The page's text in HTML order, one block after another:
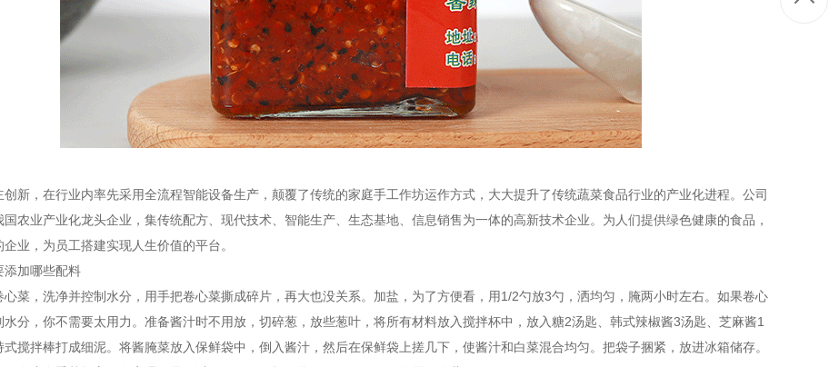
创新，在行业内率先采用全流程智能设备生产，颠覆了传统的家庭手工作坊运作方式，大大提升了传统蔬菜食品行业的产业化进程。公司
国农业产业化龙头企业，集传统配方、现代技术、智能生产、生态基地、信息销售为一体的高新技术企业。为人们提供绿色健康的食品，
业，为员工搭建实现人生价值的平台。
添加哪些配料
心菜，洗净并控制水分，用手把卷心菜撕成碎片，再大也没关系。加盐，为了方便看，用1/2勺放3勺，洒均匀，腌两小时左右。如果卷心
水分，你不需要太用力。准备酱汁时不用放，切碎葱，放些葱叶，将所有材料放入搅拌杯中，放入糖2汤匙、韩式辣椒酱3汤匙、芝麻酱1
搅拌棒打成细泥。将酱腌菜放入保鲜袋中，倒入酱汁，然后在保鲜袋上搓几下，使酱汁和白菜混合均匀。把袋子捆紧，放进冰箱储存。